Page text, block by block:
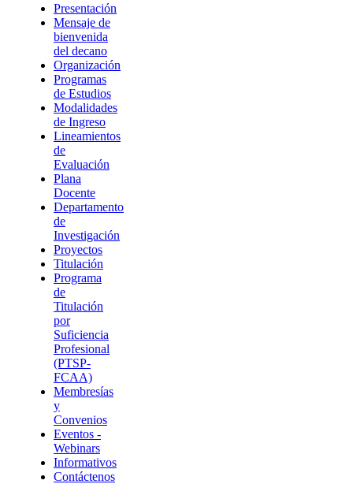
Presentación
Mensaje de
bienvenida
del decano
Organización
Programas
de Estudios
Modalidades
de Ingreso
Lineamientos
de
Evaluación
Plana
Docente
Departamento
de
Investigación
Proyectos
Titulación
Programa
de
Titulación
por
Suficiencia
Profesional
(PTSP-
FCAA)
Membresías
y
Convenios
Eventos -
Webinars
Informativos
Contáctenos